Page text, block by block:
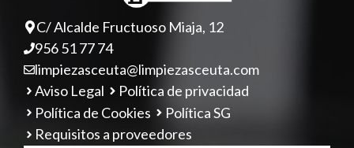
C/ Alcalde Fructuoso Miaja, 12
956 51 77 74
limpiezasceuta@limpiezasceuta.com
Aviso Legal
Política de privacidad
Política de Cookies
Política SG
Requisitos a proveedores